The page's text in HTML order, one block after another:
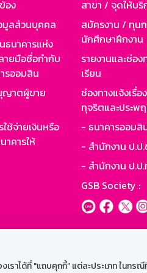
ได้ที่ "แถบคุกกี้” แต่ละประเภท ในกรณี
อง
มูลส่วนบุคคล
นาคารแห่ง
ายมือชื่อกำกับ
รออมสิน
ญาตผู้ขาย
ช้จ่ายเงินหรือ
คารให้
สาขา / จุดให้บริ
สมัครงาน / ทุน
นักศึกษาฝึกงาน
รายงานและช่อง
เรียน
ช่องทางแจ้งเรื่อ
ทุจริตและประพ
- ธนาคารออมสิ
- สำนักงาน ป.ป.
- สำนักงาน ป.ป.
GSB Society :